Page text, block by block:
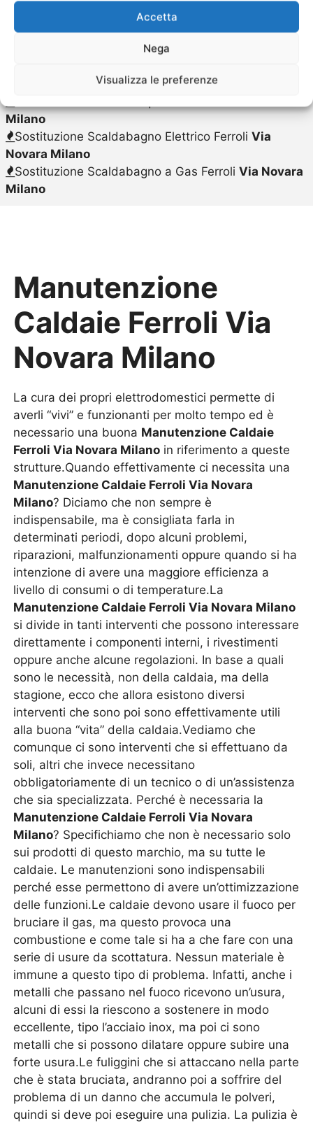
Accetta
Nega
Visualizza le preferenze
Sostituzione Caldaie Caldaie Ferroli Prezzo
Novara Milano
Sostituzione Caldaie Ferroli
Milano
Sostituzione Scaldabagno Elettrico Ferroli Via
Novara Milano
Sostituzione Scaldabagno a Gas Ferroli Via Novara
Milano
Manutenzione
Caldaie Ferroli Via
Novara Milano
La cura dei propri elettrodomestici permette di
averli “vivi” e funzionanti per molto tempo ed è
necessario una buona Manutenzione Caldaie
Ferroli Via Novara Milano in riferimento a queste
strutture.Quando effettivamente ci necessita una
Manutenzione Caldaie Ferroli Via Novara
Milano? Diciamo che non sempre è
indispensabile, ma è consigliata farla in
determinati periodi, dopo alcuni problemi,
riparazioni, malfunzionamenti oppure quando si ha
intenzione di avere una maggiore efficienza a
livello di consumi o di temperature.La
Manutenzione Caldaie Ferroli Via Novara Milano
si divide in tanti interventi che possono interessare
direttamente i componenti interni, i rivestimenti
oppure anche alcune regolazioni. In base a quali
sono le necessità, non della caldaia, ma della
stagione, ecco che allora esistono diversi
interventi che sono poi sono effettivamente utili
alla buona “vita” della caldaia.Vediamo che
comunque ci sono interventi che si effettuano da
soli, altri che invece necessitano
obbligatoriamente di un tecnico o di un’assistenza
che sia specializzata. Perché è necessaria la
Manutenzione Caldaie Ferroli Via Novara
Milano? Specifichiamo che non è necessario solo
sui prodotti di questo marchio, ma su tutte le
caldaie. Le manutenzioni sono indispensabili
perché esse permettono di avere un’ottimizzazione
delle funzioni.Le caldaie devono usare il fuoco per
bruciare il gas, ma questo provoca una
combustione e come tale si ha a che fare con una
serie di usure da scottatura. Nessun materiale è
immune a questo tipo di problema. Infatti, anche i
metalli che passano nel fuoco ricevono un’usura,
alcuni di essi la riescono a sostenere in modo
eccellente, tipo l’acciaio inox, ma poi ci sono
metalli che si possono dilatare oppure subire una
forte usura.Le fuliggini che si attaccano nella parte
che è stata bruciata, andranno poi a soffrire del
problema di un danno che accumula le polveri,
quindi si deve poi eseguire una pulizia. La pulizia è